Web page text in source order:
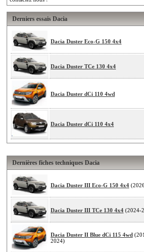
Derniers essais Dacia
Dacia Duster Eco-G 150 4x4
Dacia Duster TCe 130 4x4
Dacia Duster dCi 110 4wd
Dacia Duster dCi 110 4x4
Dernières fiches techniques Dacia
Dacia Duster III Eco-G 150 4x4
Dacia Duster III TCe 130 4x4 (2024-
Dacia Duster II Blue dCi 115 4wd
2024)